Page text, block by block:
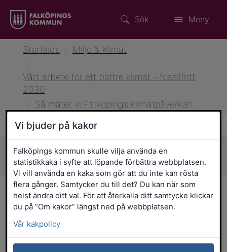
Sök Meny
Startsida
Miljö & klimat
Vårt arbete för ett bättre klimat - fossilfritt
2030
Så mäter vi Falköpings klimatpåverkan
Sidans innehåll
Så mäter vi Falköpings
klimatpåverkan
Falköping använder olika verktyg för att
Vi bjuder på kakor
Falköpings kommun skulle vilja använda en
statistikkaka i syfte att löpande förbättra webbplatsen.
Vi vill använda en kaka som gör att du inte kan rösta
flera gånger. Samtycker du till det? Du kan när som
helst ändra ditt val. För att återkalla ditt samtycke klickar
du på ”Om kakor” längst ned på webbplatsen.
Vår kakpolicy